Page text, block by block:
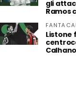
gli
Ramos
Listone